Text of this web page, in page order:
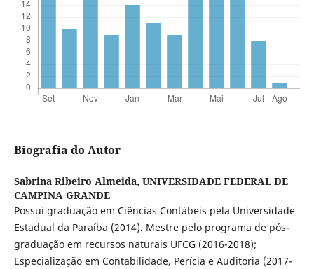
Biografia do Autor
Sabrina Ribeiro Almeida, UNIVERSIDADE FEDERAL DE
CAMPINA GRANDE
Possui graduação em Ciências Contábeis pela Universidade
Estadual da Paraíba (2014). Mestre pelo programa de pós-
graduação em recursos naturais UFCG (2016-2018);
Especialização em Contabilidade, Perícia e Auditoria (2017-